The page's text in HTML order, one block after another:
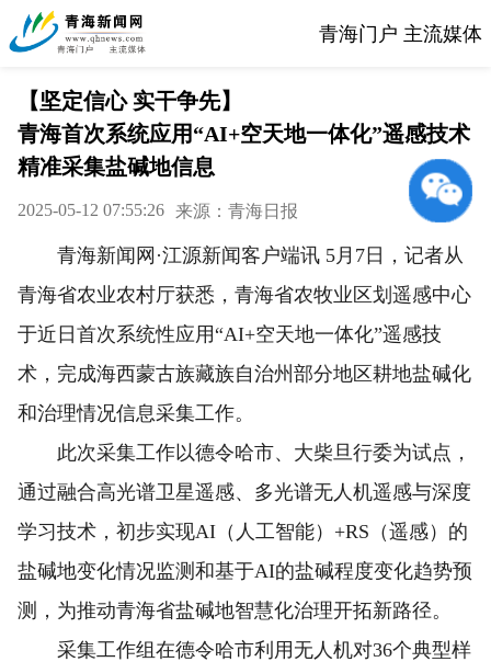
青海门户 主流媒体
【坚定信心 实干争先】
青海首次系统应用“AI+空天地一体化”遥感技术
精准采集盐碱地信息
2025-05-12 07:55:26 来源：青海日报
青海新闻网·江源新闻客户端讯 5月7日，记者从
青海省农业农村厅获悉，青海省农牧业区划遥感中心
于近日首次系统性应用“AI+空天地一体化”遥感技
术，完成海西蒙古族藏族自治州部分地区耕地盐碱化
和治理情况信息采集工作。
此次采集工作以德令哈市、大柴旦行委为试点，
通过融合高光谱卫星遥感、多光谱无人机遥感与深度
学习技术，初步实现AI（人工智能）+RS（遥感）的
盐碱地变化情况监测和基于AI的盐碱程度变化趋势预
测，为推动青海省盐碱地智慧化治理开拓新路径。
采集工作组在德令哈市利用无人机对36个典型样